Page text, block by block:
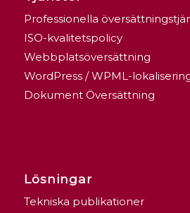
Professionella
ISO-kvalitetspolicy
Webbplatsöversättning
WordPress / WPML-
Dokument Översättning
Lösningar
Tekniska publikationer